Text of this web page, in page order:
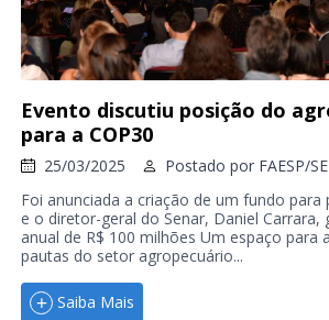
Evento discutiu posição do
para a COP30
25/03/2025 Postado por FAESP/
Foi anunciada a criação de um fundo para
e o diretor-geral do Senar, Daniel Carrara,
anual de R$ 100 milhões Um espaço para
pautas do setor agropecuário...
Saiba Mais